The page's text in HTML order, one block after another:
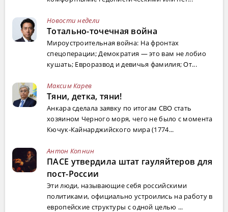
Новости недели
Тотально-точечная война
Мироустроительная война: На фронтах
спецоперации; Демократия — это вам не лобио
кушать; Евроразвод и девичья фамилия; От...
Максим Карев
Тяни, детка, тяни!
Анкара сделала заявку по итогам СВО стать
хозяином Черного моря, чего не было с момента
Кючук-Кайнарджийского мира (1774...
Антон Копнин
ПАСЕ утвердила штат гауляйтеров для
пост-России
Эти люди, называющие себя российскими
политиками, официально устроились на работу в
европейские структуры с одной целью ...